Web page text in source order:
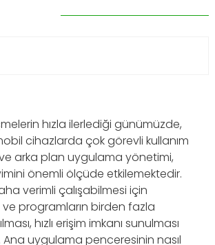
hızla ilerlediği günümüzde,
cihazlarda çok görevli kullanım
arka plan uygulama yönetimi,
önemli ölçüde etkilemektedir.
verimli çalışabilmesi için
programların birden fazla
hızlı erişim imkanı sunulması
uygulama penceresinin nasıl